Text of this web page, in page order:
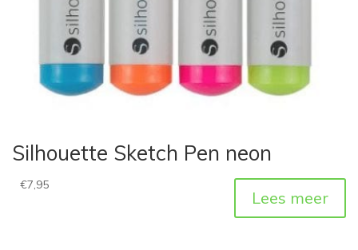
Silhouette Sketch Pen neon
€7,95
Lees meer